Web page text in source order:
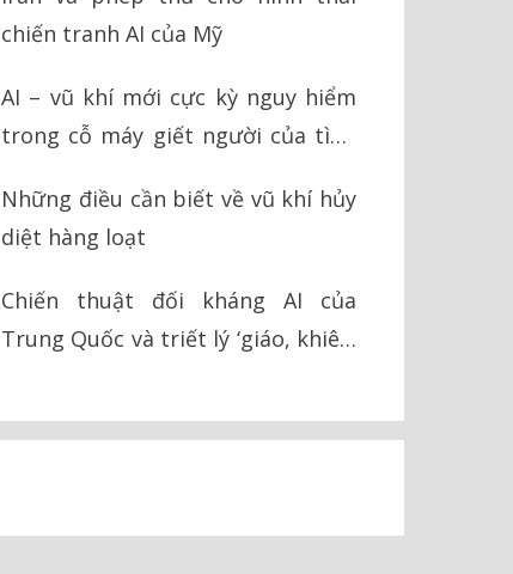
chiến tranh AI của Mỹ
AI – vũ khí mới cực kỳ nguy hiểm
trong cỗ máy giết người của tình
Những điều cần biết về vũ khí hủy
diệt hàng loạt
Chiến thuật đối kháng AI của
Trung Quốc và triết lý ‘giáo, khiên’